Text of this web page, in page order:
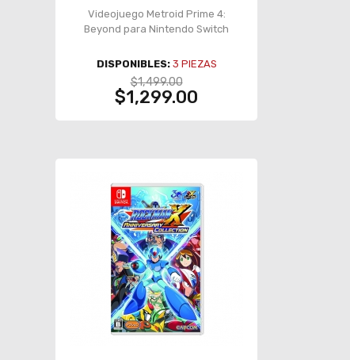
Videojuego Metroid Prime 4:
Beyond para Nintendo Switch
DISPONIBLES: 3 PIEZAS
$1,499.00
$1,299.00